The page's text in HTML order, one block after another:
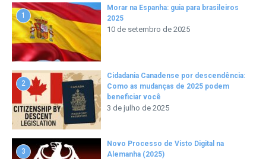
1
Morar na Espanha: guia para brasileiros
2025
10 de setembro de 2025
2
Cidadania Canadense por descendência:
Como as mudanças de 2025 podem
beneficiar você
3 de julho de 2025
3
Novo Processo de Visto Digital na
Alemanha (2025)